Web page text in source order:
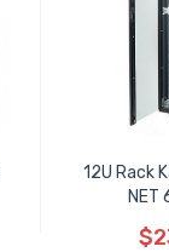
12U Rack
NET